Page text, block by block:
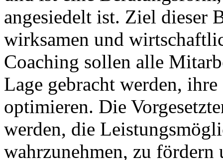
angesiedelt ist. Ziel dieser
wirksamen und
Coaching sollen alle
Lage gebracht werden,
optimieren. Die
werden, die
wahrzunehmen, zu fördern